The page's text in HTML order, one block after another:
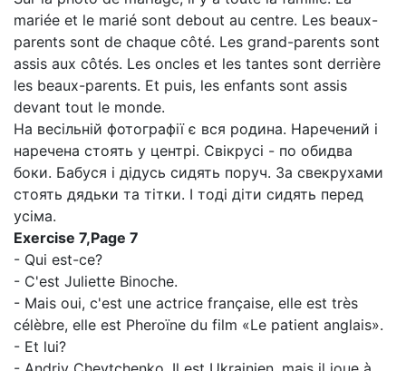
mariée et le marié sont debout au centre. Les beaux-
parents sont de chaque côté. Les grand-parents sont
assis aux côtés. Les oncles et les tantes sont derrière
les beaux-parents. Et puis, les enfants sont assis
devant tout le monde.
На весільній фотографії є вся родина. Наречений і
наречена стоять у центрі. Свікрусі - по обидва
боки. Бабуся і дідусь сидять поруч. За свекрухами
стоять дядьки та тітки. І тоді діти сидять перед
усіма.
Exercise 7,Page 7
- Qui est-ce?
- C'est Juliette Binoche.
- Mais oui, c'est une actrice française, elle est très
célèbre, elle est Pheroïne du film «Le patient anglais».
- Et lui?